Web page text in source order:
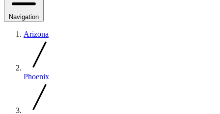
Navigation
Arizona
Phoenix